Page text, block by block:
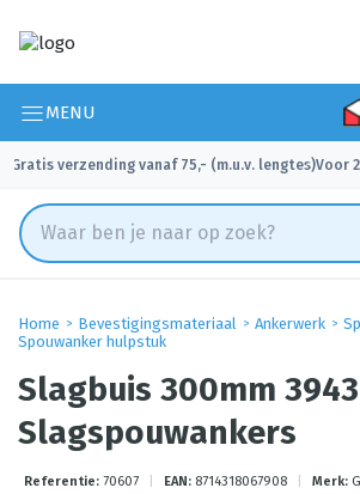
MENU
Gratis verzending vanaf 75,- (m.u.v. lengtes)
✓ Voor
Home Bevestigingsmateriaal Ankerwerk
Spouwanker hulpstuk
Slagbuis 300mm
Slagspouwankers
Referentie: 70607 EAN: 8714318067908 Merk: